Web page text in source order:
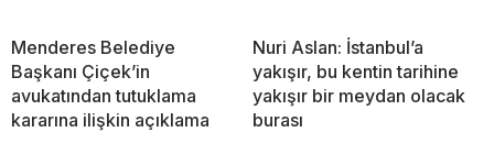
Menderes Belediye
Başkanı Çiçek’in
avukatından tutuklama
kararına ilişkin açıklama
Nuri Aslan: İstanbul’a
yakışır, bu kentin tarihine
yakışır bir meydan olacak
burası